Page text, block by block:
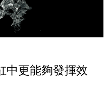
中更能夠發揮效